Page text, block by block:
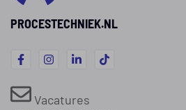
PROCESTECHNIEK.NL
Vacatures